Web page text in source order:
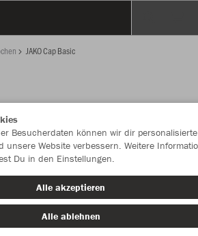
JAKO Cap Basic
Besucherdaten können wir dir personalisierte
unsere Website verbessern. Weitere
Du in den Einstellungen.
Alle akzeptieren
Alle ablehnen